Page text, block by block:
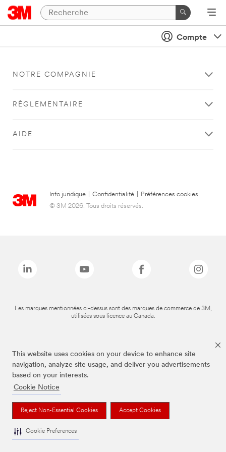
This website uses cookies on your device to enhance site
navigation, analyze site usage, and deliver you advertisements
based on your interests.
Cookie Notice
Reject Non-Essential Cookies Accept Cookies
Cookie Preferences
Compte
NOTRE COMPAGNIE
RÈGLEMENTAIRE
AIDE
Info juridique Confidentialité
Préférences cookies
© 3M 2026. Tous droits réservés.
Les marques mentionnées ci-dessus sont des marques de commerce de 3M,
utilisées sous licence au Canada.